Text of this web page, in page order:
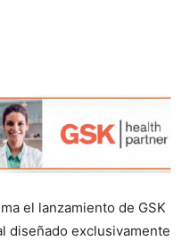
el lanzamiento de GSK
diseñado exclusivamente